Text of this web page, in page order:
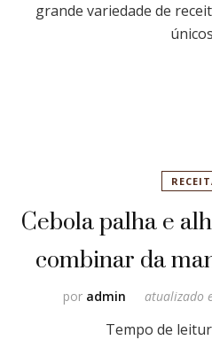
grande variedade de
Cebola palha e
combinar da
por admin atualizado
Tempo de